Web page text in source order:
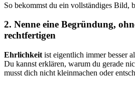
So bekommst du ein vollständiges Bild,
2. Nenne eine Begründung,
rechtfertigen
Ehrlichkeit ist eigentlich immer besser
Du kannst erklären, warum du gerade
musst dich nicht kleinmachen oder